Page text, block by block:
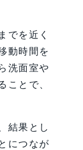
でを近く
動時間を
洗面室や
ことで、
結果とし
につなが